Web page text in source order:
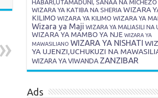
HABARI,UTAMADUNI, SANAA NA MICHEZO
WIZARA YA KATIBA NA SHERIA WIZARA
KILIMO WIZARA YA KILIMO WIZARA YA
Wizara ya Maji WIZARA YA MALIASILI NA
WIZARA YA MAMBO YA NJE WIZARA YA
MAWASILIANO WIZARA YA NISHATI
YA UJENZI,UCHUKUZI NA
WIZARA YA VIWANDA ZANZIBAR
Ads